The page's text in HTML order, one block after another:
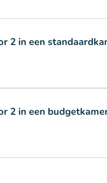
2 in een
2 in een